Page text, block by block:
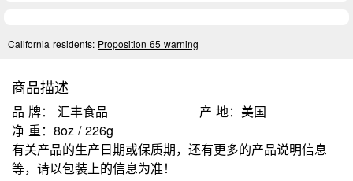
California residents: Proposition 65 warning
商品描述
品 牌： 汇丰食品
产 地：美国
净 重：8oz / 226g
有关产品的生产日期或保质期，还有更多的产品说明信息
等，请以包装上的信息为准！